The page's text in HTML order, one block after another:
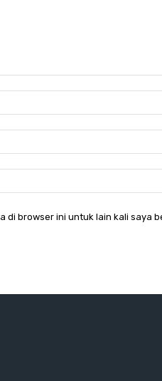
di browser ini untuk lain kali saya